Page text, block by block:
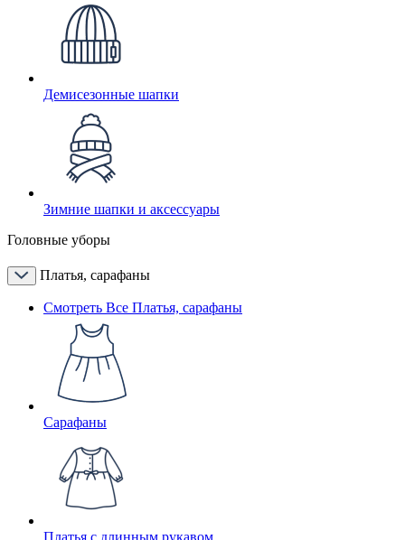
Демисезонные шапки
Зимние шапки и аксессуары
Головные уборы
Платья, сарафаны
Смотреть Все Платья, сарафаны
Сарафаны
Платья с длинным рукавом